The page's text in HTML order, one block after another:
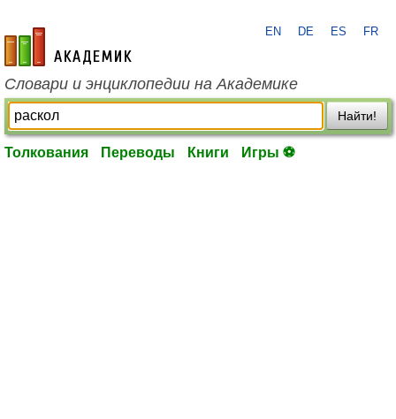
academic.ru
EN DE ES FR
Словари и энциклопедии на Академике
Найти!
Толкования Переводы Книги Игры ⚽